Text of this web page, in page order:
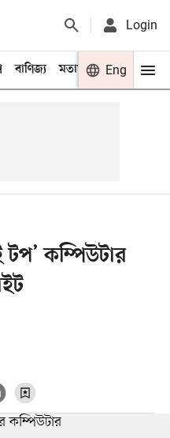
Login
বাণিজ্য মতামত খেলা
Eng
কম্পিউটার